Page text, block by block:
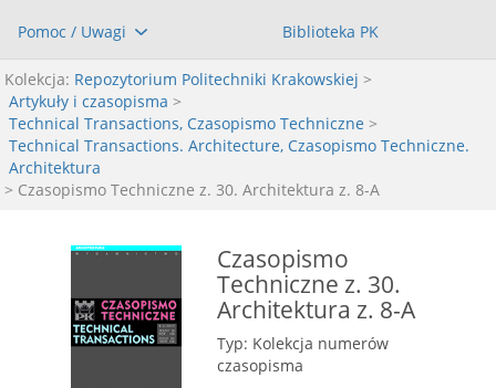
Pomoc / Uwagi Biblioteka PK
Kolekcja: Repozytorium Politechniki Krakowskiej >
Artykuły i czasopisma >
Technical Transactions, Czasopismo Techniczne >
Technical Transactions. Architecture, Czasopismo Techniczne.
Architektura
> Czasopismo Techniczne z. 30. Architektura z. 8-A
Czasopismo
Techniczne z. 30.
Architektura z. 8-A
Typ: Kolekcja numerów
czasopisma